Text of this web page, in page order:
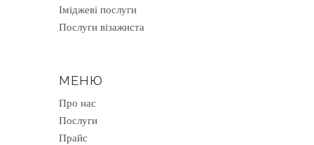
Іміджеві послуги
Послуги візажиста
МЕНЮ
Про нас
Послуги
Прайс